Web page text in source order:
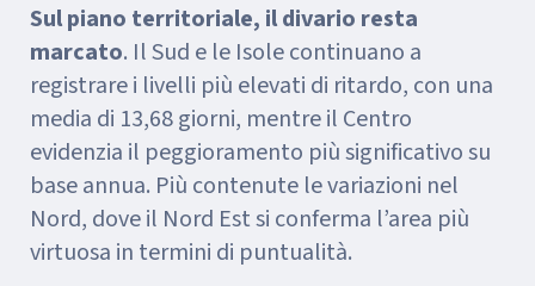
Sul piano territoriale, il divario resta
marcato. Il Sud e le Isole continuano a
registrare i livelli più elevati di ritardo, con una
media di 13,68 giorni, mentre il Centro
evidenzia il peggioramento più significativo su
base annua. Più contenute le variazioni nel
Nord, dove il Nord Est si conferma l’area più
virtuosa in termini di puntualità.